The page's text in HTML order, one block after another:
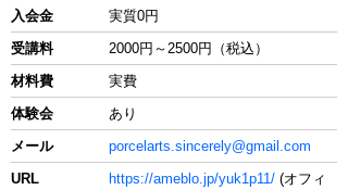
入会金
実質0円
受講料
2000円～2500円（税込）
材料費
実費
体験会
あり
メール
porcelarts.sincerely@gmail.com
URL
https://ameblo.jp/yuk1p11/ (オフィ